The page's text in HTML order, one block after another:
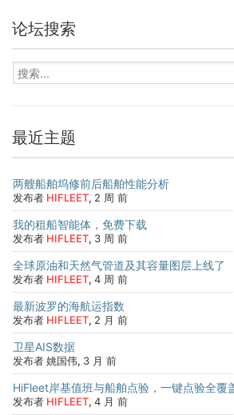
论坛搜索
最近主题
两艘船舶坞修前后船舶性能分析
发布者 HIFLEET, 2 周 前
我的租船智能体，免费下载
发布者 HIFLEET, 3 周 前
全球原油和天然气管道及其容量图层上线了
发布者 HIFLEET, 4 周 前
最新波罗的海航运指数
发布者 HIFLEET, 2 月 前
卫星AIS数据
发布者 姚国伟, 3 月 前
HiFleet岸基值班与船舶点验，一键点验全覆
发布者 HIFLEET, 4 月 前